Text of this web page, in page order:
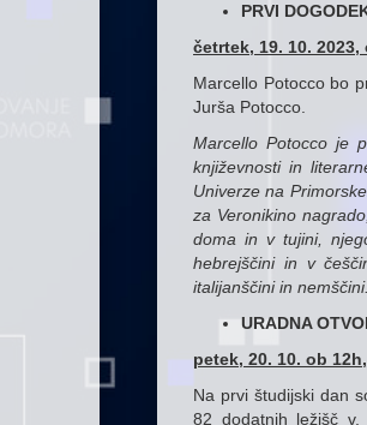
PRVI
četrtek, 19. 10.
Marcello Potocco bo
Jurša Potocco.
Marcello Potocco je
književnosti in
Univerze na
za Veronikino
doma in v tujini,
hebrejščini in v
italijanščini in nemščini.
URADNA
petek, 20. 10. ob
Na prvi študijski dan
82 dodatnih ležišč